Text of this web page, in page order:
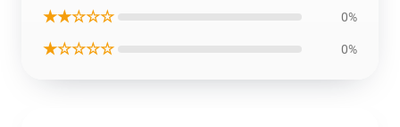
★★☆☆☆ 0%
★☆☆☆☆ 0%